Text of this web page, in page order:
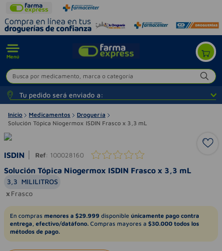
Menú
Busca por medicamento, marca o categoría
Tu pedido será enviado a:
Inicio Medicamentos
Droguería
Solución Tópica Niogermox ISDIN Frasco x 3,3 mL
ISDIN Ref: 100028160
Solución Tópica Niogermox ISDIN Frasco x 3,3 mL
3,3 MILILITROS
Frasco
En compras menores a $29.999 disponible únicamente pago contra
entrega, efectivo/datáfono. Compras mayores a $30.000 todos los
métodos de pago.